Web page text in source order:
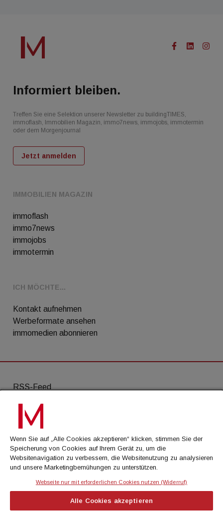
IMMOBILIEN MAGAZIN
immoflash
immo7news
immojobs
immotermin
ICH MÖCHTE...
Kontakt aufnehmen
Werbeformate ansehen
immomedien abonnieren
Informiert bleiben.
Treffen Sie eine Selektion unserer Newsletter zu buildingTIMES,
immoflash, Immobilien Magazin, immo7news, immojobs, immotermin
oder dem Morgenjournal
Jetzt anmelden
© Cachalot Media House GmbH - Alle Rechte
RSS-Feed
AGB
Datenschutz
Kontakt
Impressum
Wenn Sie auf „Alle Cookies akzeptieren“ klicken, stimmen Sie der
Speicherung von Cookies auf Ihrem Gerät zu, um die
Websitenavigation zu verbessern, die Websitenutzung zu analysieren
und unsere Marketingbemühungen zu unterstützen.
Webseite nur mit erforderlichen Cookies nutzen (Widerruf)
Alle Cookies akzeptieren